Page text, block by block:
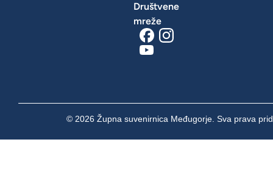
Društvene
mreže
© 2026 Župna suvenirnica Međugorje. Sva prava